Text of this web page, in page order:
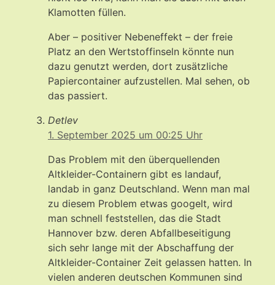
Klamotten füllen.
Aber – positiver Nebeneffekt – der freie
Platz an den Wertstoffinseln könnte nun
dazu genutzt werden, dort zusätzliche
Papiercontainer aufzustellen. Mal sehen, ob
das passiert.
Detlev
1. September 2025 um 00:25 Uhr
Das Problem mit den überquellenden
Altkleider-Containern gibt es landauf,
landab in ganz Deutschland. Wenn man mal
zu diesem Problem etwas googelt, wird
man schnell feststellen, das die Stadt
Hannover bzw. deren Abfallbeseitigung
sich sehr lange mit der Abschaffung der
Altkleider-Container Zeit gelassen hatten. In
vielen anderen deutschen Kommunen sind